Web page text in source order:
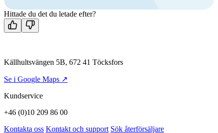
Kontakta oss
Hittade du det du letade efter?
Källhultsvängen 5B, 672 41 Töcksfors
Se i Google Maps ↗
Kundservice
+46 (0)10 209 86 00
Kontakta oss Kontakt och support Sök återförsäljare